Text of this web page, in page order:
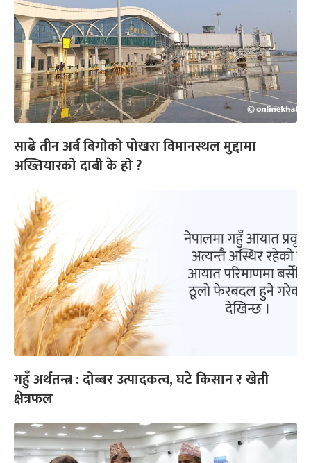
साढे तीन अर्ब बिगोको पोखरा विमानस्थल मुद्दामा
अख्तियारको दाबी के हो ?
गहुँ अर्थतन्त्र : दोब्बर उत्पादकत्व, घटे किसान र खेती
क्षेत्रफल